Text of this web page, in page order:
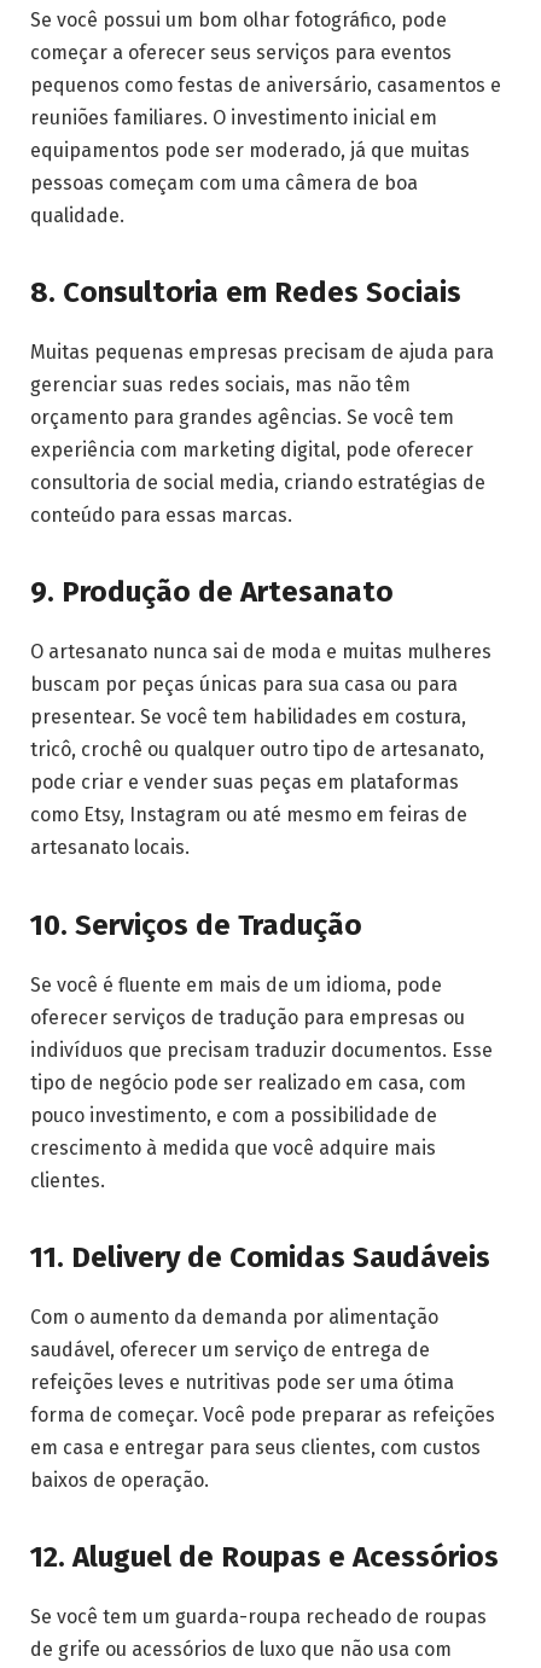
Se você possui um bom olhar fotográfico, pode
começar a oferecer seus serviços para eventos
pequenos como festas de aniversário, casamentos e
reuniões familiares. O investimento inicial em
equipamentos pode ser moderado, já que muitas
pessoas começam com uma câmera de boa
qualidade.
8. Consultoria em Redes Sociais
Muitas pequenas empresas precisam de ajuda para
gerenciar suas redes sociais, mas não têm
orçamento para grandes agências. Se você tem
experiência com marketing digital, pode oferecer
consultoria de social media, criando estratégias de
conteúdo para essas marcas.
9. Produção de Artesanato
O artesanato nunca sai de moda e muitas mulheres
buscam por peças únicas para sua casa ou para
presentear. Se você tem habilidades em costura,
tricô, crochê ou qualquer outro tipo de artesanato,
pode criar e vender suas peças em plataformas
como Etsy, Instagram ou até mesmo em feiras de
artesanato locais.
10. Serviços de Tradução
Se você é fluente em mais de um idioma, pode
oferecer serviços de tradução para empresas ou
indivíduos que precisam traduzir documentos. Esse
tipo de negócio pode ser realizado em casa, com
pouco investimento, e com a possibilidade de
crescimento à medida que você adquire mais
clientes.
11. Delivery de Comidas Saudáveis
Com o aumento da demanda por alimentação
saudável, oferecer um serviço de entrega de
refeições leves e nutritivas pode ser uma ótima
forma de começar. Você pode preparar as refeições
em casa e entregar para seus clientes, com custos
baixos de operação.
12. Aluguel de Roupas e Acessórios
Se você tem um guarda-roupa recheado de roupas
de grife ou acessórios de luxo que não usa com